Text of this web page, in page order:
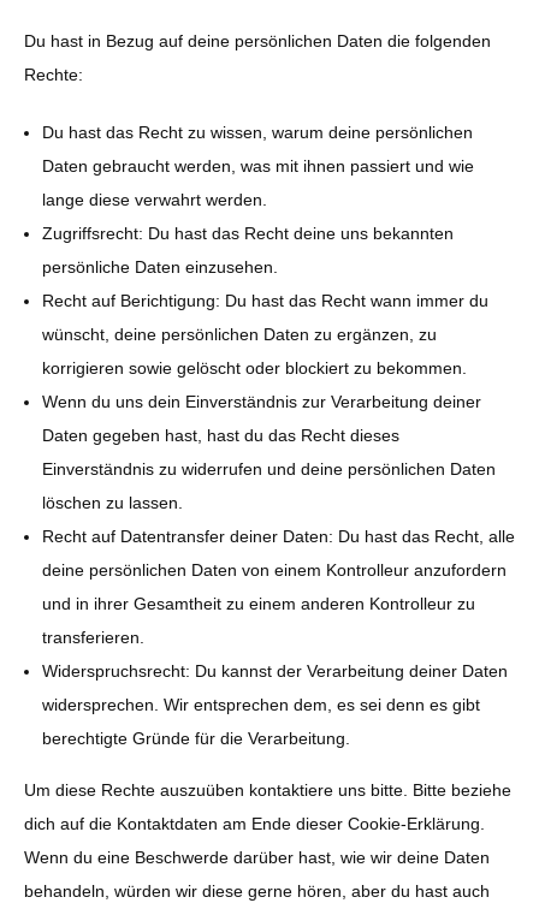
Du hast in Bezug auf deine persönlichen Daten die folgenden
Rechte:
Du hast das Recht zu wissen, warum deine persönlichen
Daten gebraucht werden, was mit ihnen passiert und wie
lange diese verwahrt werden.
Zugriffsrecht: Du hast das Recht deine uns bekannten
persönliche Daten einzusehen.
Recht auf Berichtigung: Du hast das Recht wann immer du
wünscht, deine persönlichen Daten zu ergänzen, zu
korrigieren sowie gelöscht oder blockiert zu bekommen.
Wenn du uns dein Einverständnis zur Verarbeitung deiner
Daten gegeben hast, hast du das Recht dieses
Einverständnis zu widerrufen und deine persönlichen Daten
löschen zu lassen.
Recht auf Datentransfer deiner Daten: Du hast das Recht, alle
deine persönlichen Daten von einem Kontrolleur anzufordern
und in ihrer Gesamtheit zu einem anderen Kontrolleur zu
transferieren.
Widerspruchsrecht: Du kannst der Verarbeitung deiner Daten
widersprechen. Wir entsprechen dem, es sei denn es gibt
berechtigte Gründe für die Verarbeitung.
Um diese Rechte auszuüben kontaktiere uns bitte. Bitte beziehe
dich auf die Kontaktdaten am Ende dieser Cookie-Erklärung.
Wenn du eine Beschwerde darüber hast, wie wir deine Daten
behandeln, würden wir diese gerne hören, aber du hast auch